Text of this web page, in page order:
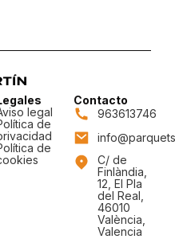
legal
de
de
Contacto
963613746
C/ de
Finlàndia,
12, El Pla
del Real,
46010
València,
Valencia